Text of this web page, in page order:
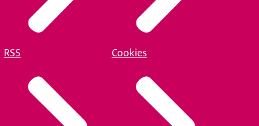
RSS Cookies